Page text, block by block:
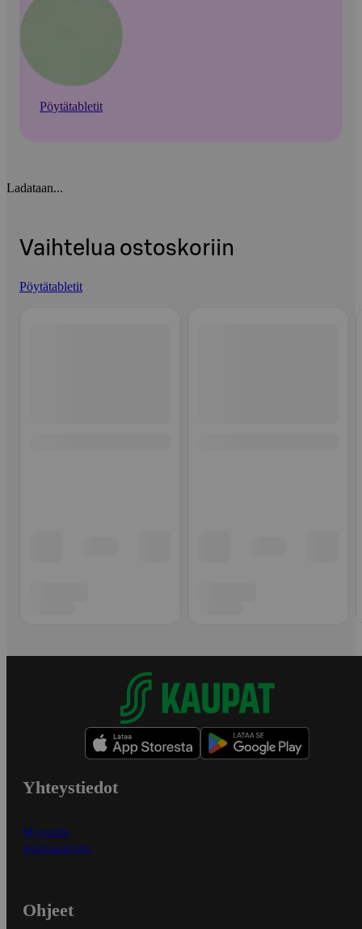
Pöytätabletit
Ladataan...
Vaihtelua ostoskoriin
Pöytätabletit
Yhteystiedot
Myymälät
Asiakaspalvelu
Ohjeet